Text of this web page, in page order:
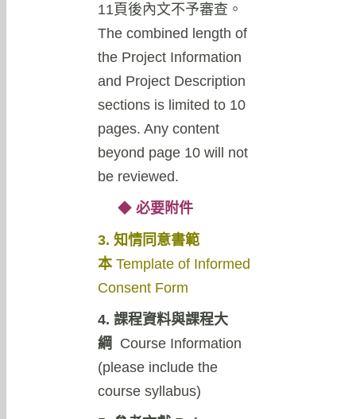
11頁後內文不予審查。
The combined length of
the Project Information
and Project Description
sections is limited to 10
pages. Any content
beyond page 10 will not
be reviewed.
◆ 必要附件
3. 知情同意書範
本Template of Informed
Consent Form
4. 課程資料與課程大
綱
Course Information
(please include the
course syllabus)